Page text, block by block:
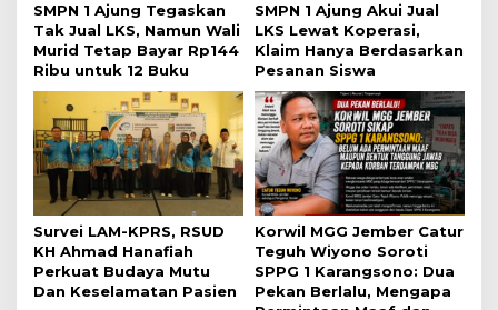
SMPN 1 Ajung Tegaskan
Tak Jual LKS, Namun Wali
Murid Tetap Bayar Rp144
Ribu untuk 12 Buku
SMPN 1 Ajung Akui Jual
LKS Lewat Koperasi,
Klaim Hanya Berdasarkan
Pesanan Siswa
Survei LAM-KPRS, RSUD
KH Ahmad Hanafiah
Perkuat Budaya Mutu
Dan Keselamatan Pasien
Korwil MGG Jember Catur
Teguh Wiyono Soroti
SPPG 1 Karangsono: Dua
Pekan Berlalu, Mengapa